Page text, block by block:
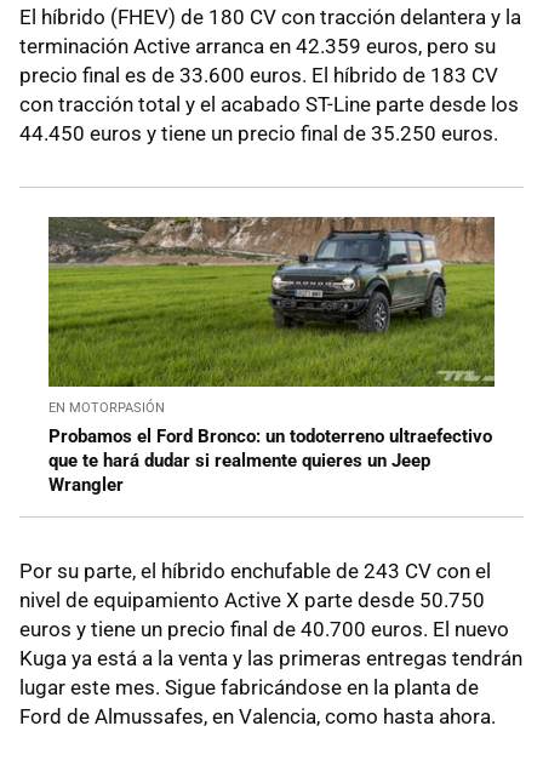
El híbrido (FHEV) de 180 CV con tracción delantera y la
terminación Active arranca en 42.359 euros, pero su
precio final es de 33.600 euros. El híbrido de 183 CV
con tracción total y el acabado ST-Line parte desde los
44.450 euros y tiene un precio final de 35.250 euros.
EN MOTORPASIÓN
Probamos el Ford Bronco: un todoterreno ultraefectivo
que te hará dudar si realmente quieres un Jeep
Wrangler
Por su parte, el híbrido enchufable de 243 CV con el
nivel de equipamiento Active X parte desde 50.750
euros y tiene un precio final de 40.700 euros. El nuevo
Kuga ya está a la venta y las primeras entregas tendrán
lugar este mes. Sigue fabricándose en la planta de
Ford de Almussafes, en Valencia, como hasta ahora.